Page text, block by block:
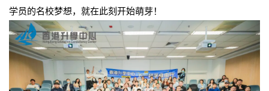
学员的名校梦想，就在此刻开始萌芽！